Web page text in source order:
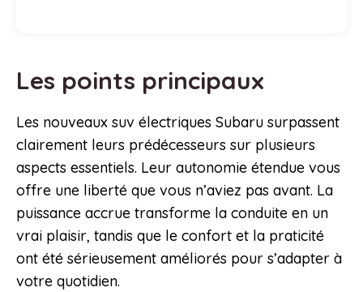
Les points principaux
Les nouveaux suv électriques Subaru surpassent
clairement leurs prédécesseurs sur plusieurs
aspects essentiels. Leur autonomie étendue vous
offre une liberté que vous n’aviez pas avant. La
puissance accrue transforme la conduite en un
vrai plaisir, tandis que le confort et la praticité
ont été sérieusement améliorés pour s’adapter à
votre quotidien.